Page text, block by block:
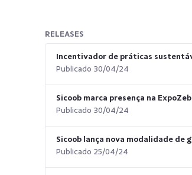
RELEASES
Incentivador de práticas
Publicado 30/04/24
Sicoob marca presença na
Publicado 30/04/24
Sicoob lança nova modalidade de
Publicado 25/04/24